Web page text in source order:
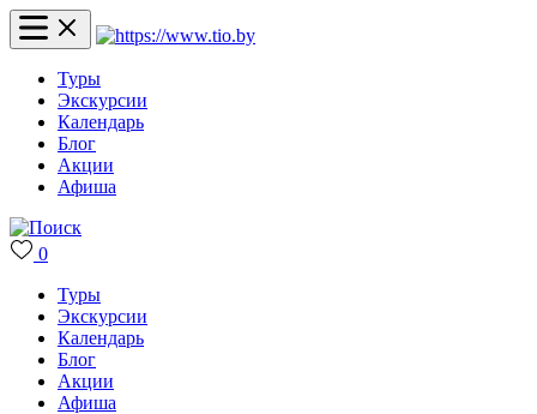
Туры
Экскурсии
Календарь
Блог
Акции
Афиша
0
Туры
Экскурсии
Календарь
Блог
Акции
Афиша